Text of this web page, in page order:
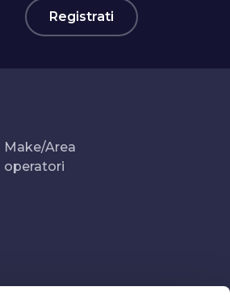
Registrati
Make/Area
operatori